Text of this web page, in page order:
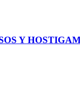
Y